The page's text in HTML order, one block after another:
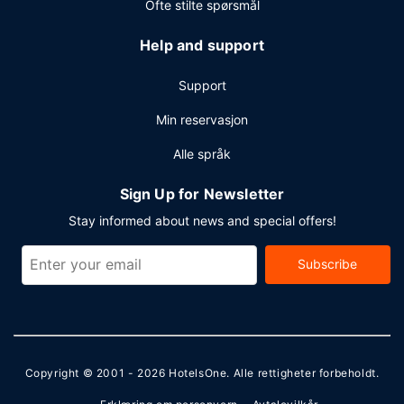
Ofte stilte spørsmål
Help and support
Support
Min reservasjon
Alle språk
Sign Up for Newsletter
Stay informed about news and special offers!
Subscribe
Copyright © 2001 - 2026 HotelsOne. Alle rettigheter forbeholdt.